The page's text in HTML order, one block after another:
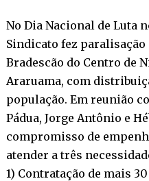
No Dia Nacional de Luta
Sindicato fez paralisação
Bradescão do Centro de
Araruama, com
população. Em reunião
Pádua, Jorge Antônio e
compromisso de
atender a três
1) Contratação de mais